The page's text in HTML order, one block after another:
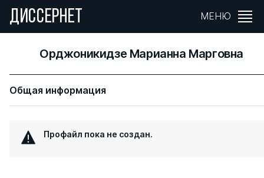
ДИССЕРНЕТ МЕНЮ
Орджоникидзе Марианна Марговна
Общая информация
Профайл пока не создан.